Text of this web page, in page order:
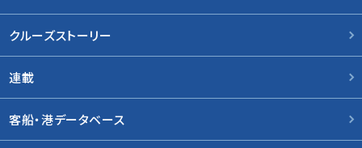
クルーズストーリー
連載
客船・港データベース